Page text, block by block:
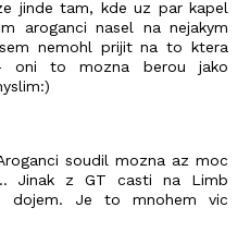
jinde tam, kde uz par kapel
aroganci nasel na nejakym
nemohl prijit na to ktera
to mozna berou jako
soudil mozna az moc
Jinak z GT casti na Limb
Je to mnohem vic